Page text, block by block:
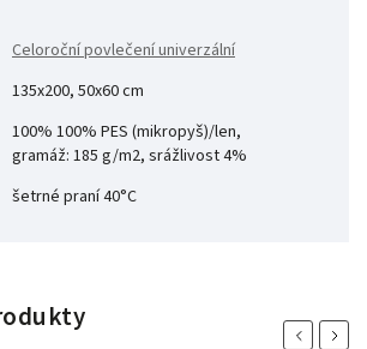
Celoroční povlečení univerzální
135x200, 50x60 cm
100% 100% PES (mikropyš)/len,
gramáž: 185 g/m2, srážlivost 4%
šetrné praní 40°C
PreviousNext